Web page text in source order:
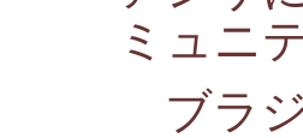
ミュニ
ブラジ